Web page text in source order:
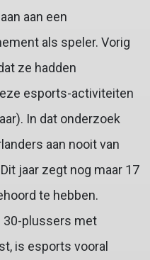
aan een
als speler. Vorig
ze hadden
esports-activiteiten
In dat onderzoek
aan nooit van
jaar zegt nog maar 17
te hebben.
30-plussers met
is esports vooral